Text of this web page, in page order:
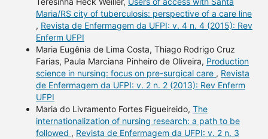
Maria/RS city of tuberculosis: perspective of a care line
, Revista de Enfermagem da UFPI: v. 4 n. 4 (2015): Rev
Enferm UFPI
Maria Eugênia de Lima Costa, Thiago Rodrigo Cruz
Farias, Paula Marciana Pinheiro de Oliveira, Production
science in nursing: focus on pre-surgical care , Revista
de Enfermagem da UFPI: v. 2 n. 2 (2013): Rev Enferm
UFPI
Maria do Livramento Fortes Figueireido, The
internationalization of nursing research: a path to be
followed , Revista de Enfermagem da UFPI: v. 2 n. 3